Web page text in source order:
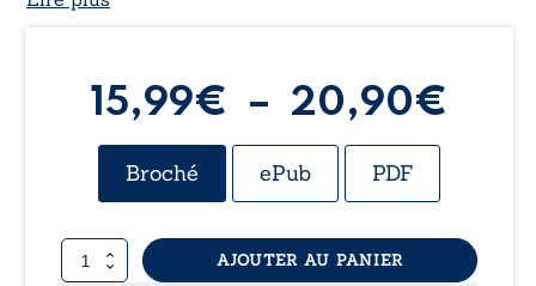
destin.
15,99€ – 20,90€
Broché ePub PDF
quantité
de
AJOUTER AU PANIER